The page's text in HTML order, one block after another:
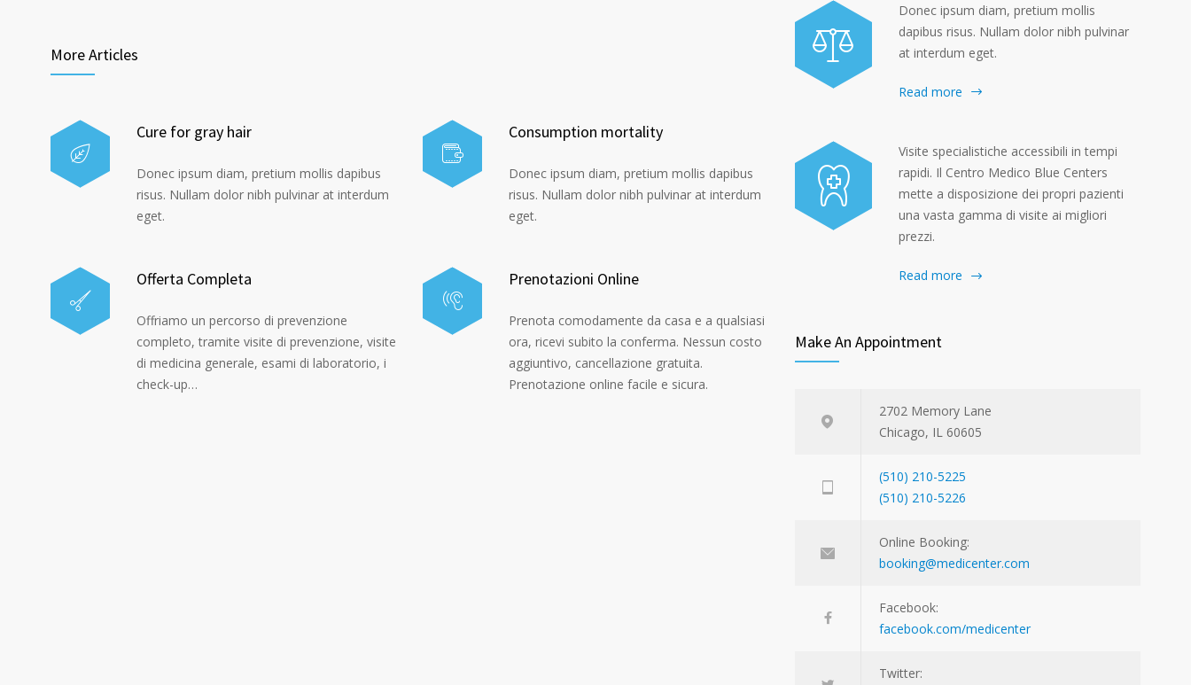
More Articles
Cure for gray hair
Donec ipsum diam, pretium mollis dapibus
risus. Nullam dolor nibh pulvinar at interdum
eget.
Offerta Completa
Offriamo un percorso di prevenzione
completo, tramite visite di prevenzione, visite
di medicina generale, esami di laboratorio, i
check-up…
Consumption mortality
Donec ipsum diam, pretium mollis dapibus
risus. Nullam dolor nibh pulvinar at interdum
eget.
Prenotazioni Online
Prenota comodamente da casa e a qualsiasi
ora, ricevi subito la conferma. Nessun costo
aggiuntivo, cancellazione gratuita.
Prenotazione online facile e sicura.
Donec ipsum diam, pretium mollis
dapibus risus. Nullam dolor nibh pulvinar
at interdum eget.
Read more
Visite specialistiche accessibili in tempi
rapidi. Il Centro Medico Blue Centers
mette a disposizione dei propri pazienti
una vasta gamma di visite ai migliori
prezzi.
Read more
Make An Appointment
2702 Memory Lane
Chicago, IL 60605
(510) 210-5225
(510) 210-5226
Online Booking:
booking@medicenter.com
Facebook:
facebook.com/medicenter
Twitter: